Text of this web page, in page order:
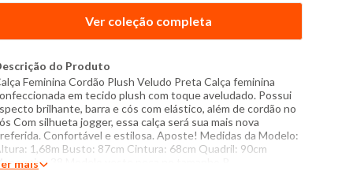
Ver coleção completa
do Produto
Feminina Cordão Plush Veludo Preta Calça feminina
em tecido plush com toque aveludado. Possui
brilhante, barra e cós com elástico, além de cordão no
Com silhueta jogger, essa calça será sua mais nova
Confortável e estilosa. Aposte! Medidas da Modelo:
1,68m Busto: 87cm Cintura: 68cm Quadril: 90cm
38 Modelo veste peça no tamanho P
mais